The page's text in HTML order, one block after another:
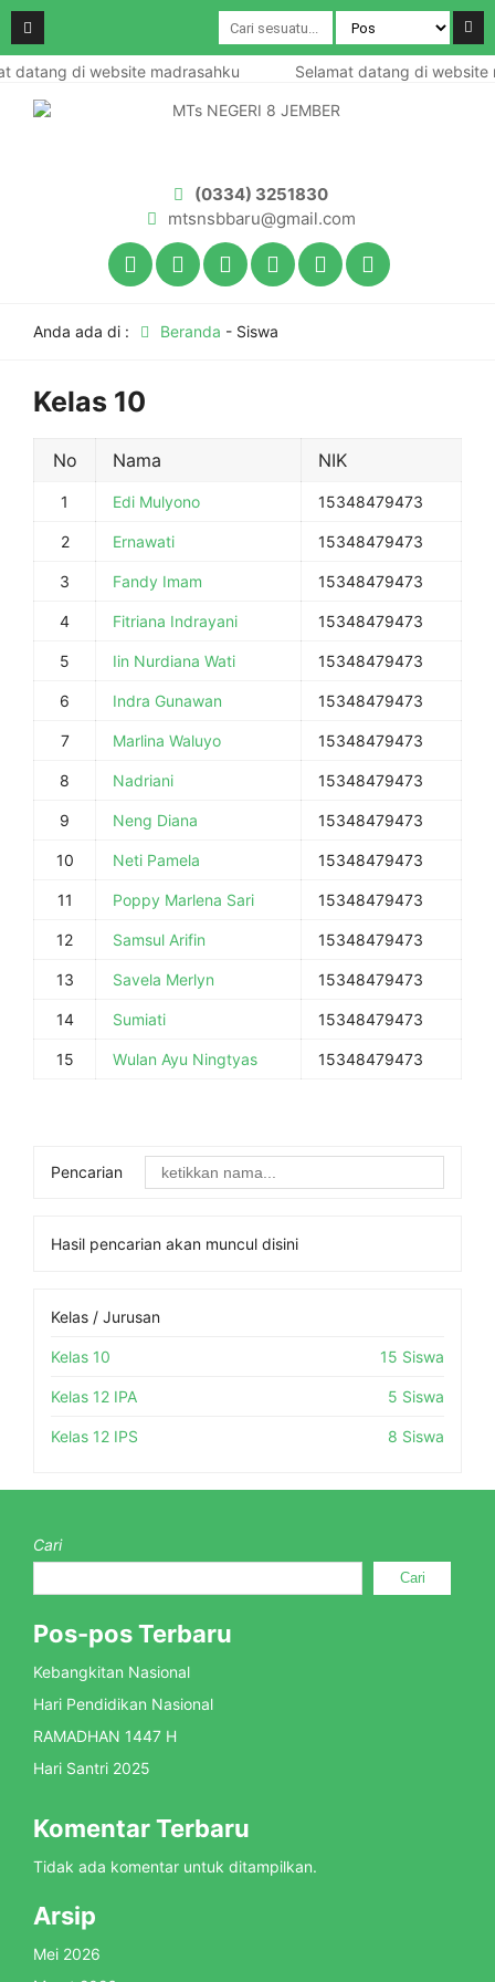
datang di website madrasahku Selamat datang di website
(0334) 3251830
mtsnsbbaru@gmail.com
Anda ada di : Beranda - Siswa
Kelas 10
No Nama NIK
1 Edi Mulyono 15348479473
2 Ernawati 15348479473
3 Fandy Imam 15348479473
4 Fitriana Indrayani 15348479473
5 Iin Nurdiana Wati 15348479473
6 Indra Gunawan 15348479473
7 Marlina Waluyo 15348479473
8 Nadriani 15348479473
9 Neng Diana 15348479473
10 Neti Pamela 15348479473
11 Poppy Marlena Sari 15348479473
12 Samsul Arifin 15348479473
13 Savela Merlyn 15348479473
14 Sumiati 15348479473
15 Wulan Ayu Ningtyas 15348479473
Pencarian
Hasil pencarian akan muncul disini
Kelas / Jurusan
Kelas 10 15 Siswa
Kelas 12 IPA 5 Siswa
Kelas 12 IPS 8 Siswa
Cari
Cari
Pos-pos Terbaru
Kebangkitan Nasional
Hari Pendidikan Nasional
RAMADHAN 1447 H
Hari Santri 2025
Komentar Terbaru
Tidak ada komentar untuk ditampilkan.
Arsip
Mei 2026